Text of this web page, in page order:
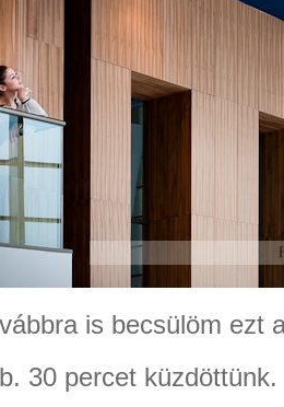
is becsülöm ezt
30 percet